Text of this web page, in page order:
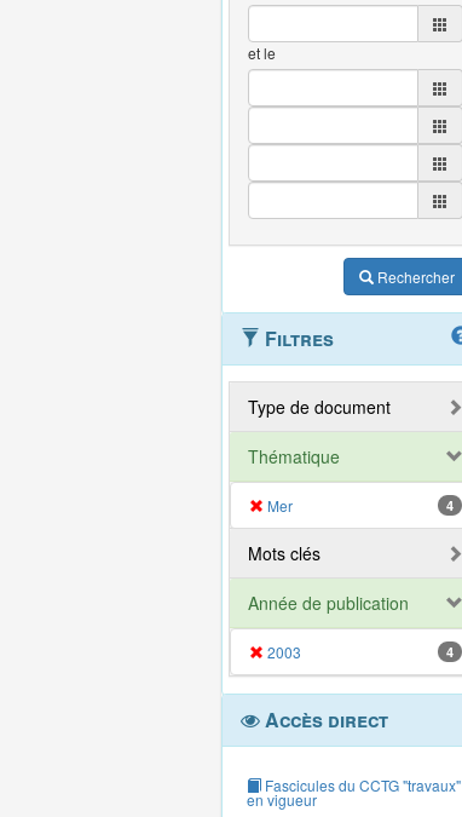
et le
Rechercher
Filtres
Type de document
Thématique
Mer 4
Mots clés
Année de publication
2003 4
Accès direct
Fascicules du CCTG "travaux"
en vigueur